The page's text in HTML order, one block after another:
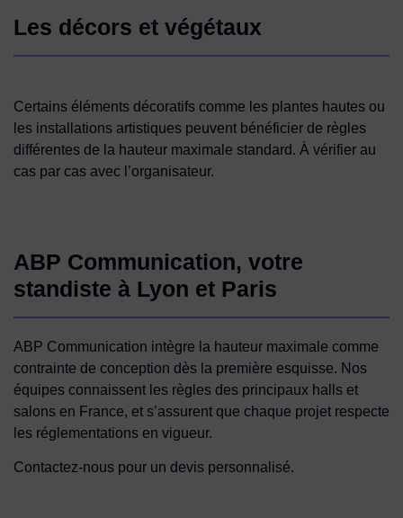
Les décors et végétaux
Certains éléments décoratifs comme les plantes hautes ou
les installations artistiques peuvent bénéficier de règles
différentes de la hauteur maximale standard. À vérifier au
cas par cas avec l’organisateur.
ABP Communication, votre
standiste à Lyon et Paris
ABP Communication intègre la hauteur maximale comme
contrainte de conception dès la première esquisse. Nos
équipes connaissent les règles des principaux halls et
salons en France, et s’assurent que chaque projet respecte
les réglementations en vigueur.
Contactez-nous pour un devis personnalisé.